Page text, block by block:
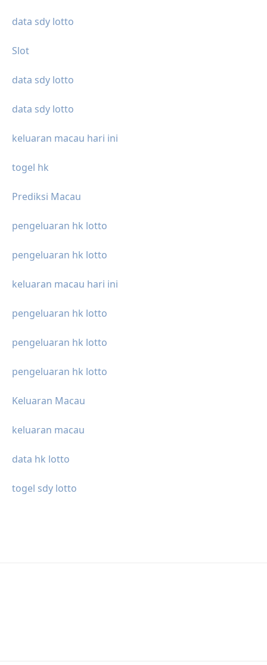
data sdy lotto
Slot
data sdy lotto
data sdy lotto
keluaran macau hari ini
togel hk
Prediksi Macau
pengeluaran hk lotto
pengeluaran hk lotto
keluaran macau hari ini
pengeluaran hk lotto
pengeluaran hk lotto
pengeluaran hk lotto
Keluaran Macau
keluaran macau
data hk lotto
togel sdy lotto